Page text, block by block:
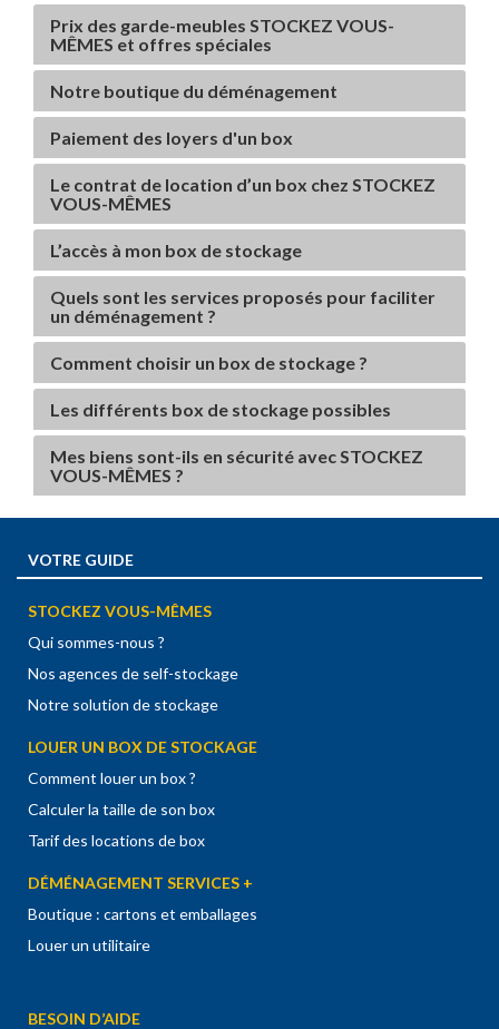
Prix des garde-meubles STOCKEZ VOUS-
MÊMES et offres spéciales
Notre boutique du déménagement
Paiement des loyers d'un box
Le contrat de location d’un box chez STOCKEZ
VOUS-MÊMES
L’accès à mon box de stockage
Quels sont les services proposés pour faciliter
un déménagement ?
Comment choisir un box de stockage ?
Les différents box de stockage possibles
Mes biens sont-ils en sécurité avec STOCKEZ
VOUS-MÊMES ?
VOTRE GUIDE
STOCKEZ VOUS-MÊMES
Qui sommes-nous ?
Nos agences de self-stockage
Notre solution de stockage
LOUER UN BOX DE STOCKAGE
Comment louer un box ?
Calculer la taille de son box
Tarif des locations de box
DÉMÉNAGEMENT SERVICES +
Boutique : cartons et emballages
Louer un utilitaire
BESOIN D’AIDE